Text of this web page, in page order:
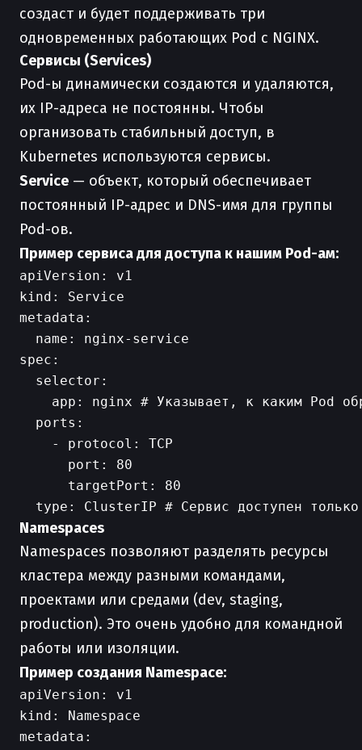
создаст и будет поддерживать три
одновременных работающих Pod с NGINX.
Сервисы (Services)
Pod-ы динамически создаются и удаляются,
их IP-адреса не постоянны. Чтобы
организовать стабильный доступ, в
Kubernetes используются сервисы.
Service — объект, который обеспечивает
постоянный IP-адрес и DNS-имя для группы
Pod-ов.
Пример сервиса для доступа к нашим Pod-ам:
apiVersion: v1
kind: Service
metadata:
  name: nginx-service
spec:
  selector:
app: nginx # Указывает, к каким Pod
  ports:
    - protocol: TCP
      port: 80
      targetPort: 80
Namespaces
Namespaces позволяют разделять ресурсы
кластера между разными командами,
проектами или средами (dev, staging,
production). Это очень удобно для командной
работы или изоляции.
Пример создания Namespace:
apiVersion: v1
kind: Namespace
metadata: